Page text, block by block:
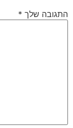
התגובה שלך *